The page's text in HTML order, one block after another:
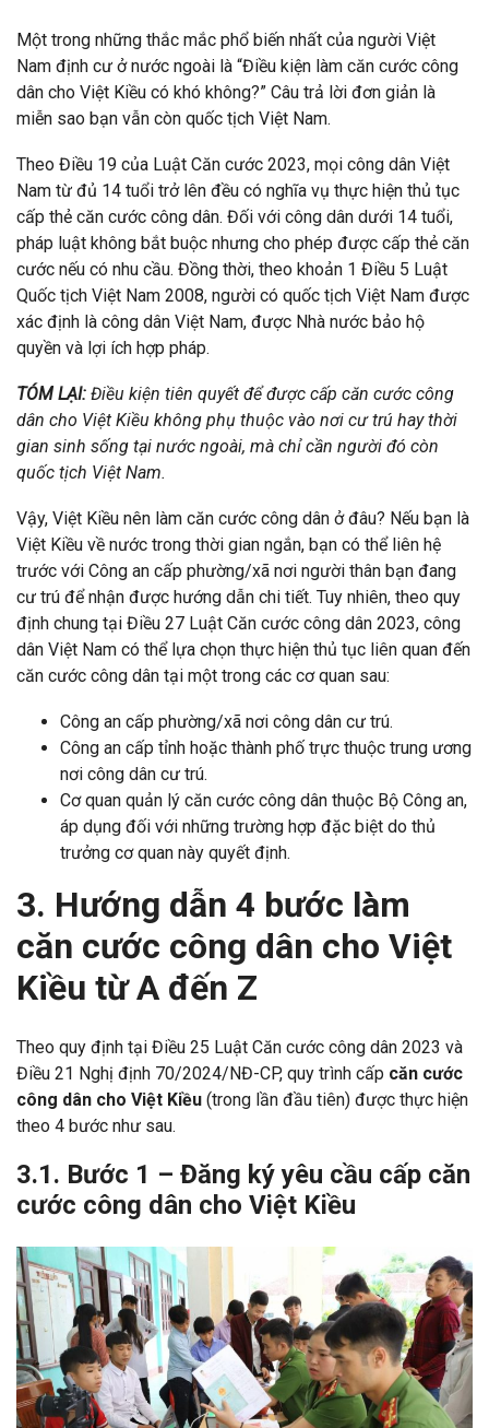
Một trong những thắc mắc phổ biến nhất của người Việt
Nam định cư ở nước ngoài là “Điều kiện làm căn cước công
dân cho Việt Kiều có khó không?” Câu trả lời đơn giản là
miễn sao bạn vẫn còn quốc tịch Việt Nam.
Theo Điều 19 của Luật Căn cước 2023, mọi công dân Việt
Nam từ đủ 14 tuổi trở lên đều có nghĩa vụ thực hiện thủ tục
cấp thẻ căn cước công dân. Đối với công dân dưới 14 tuổi,
pháp luật không bắt buộc nhưng cho phép được cấp thẻ căn
cước nếu có nhu cầu. Đồng thời, theo khoản 1 Điều 5 Luật
Quốc tịch Việt Nam 2008, người có quốc tịch Việt Nam được
xác định là công dân Việt Nam, được Nhà nước bảo hộ
quyền và lợi ích hợp pháp.
TÓM LẠI: Điều kiện tiên quyết để được cấp căn cước công
dân cho Việt Kiều không phụ thuộc vào nơi cư trú hay thời
gian sinh sống tại nước ngoài, mà chỉ cần người đó còn
quốc tịch Việt Nam.
Vậy, Việt Kiều nên làm căn cước công dân ở đâu? Nếu bạn là
Việt Kiều về nước trong thời gian ngắn, bạn có thể liên hệ
trước với Công an cấp phường/xã nơi người thân bạn đang
cư trú để nhận được hướng dẫn chi tiết. Tuy nhiên, theo quy
định chung tại Điều 27 Luật Căn cước công dân 2023, công
dân Việt Nam có thể lựa chọn thực hiện thủ tục liên quan đến
căn cước công dân tại một trong các cơ quan sau:
Công an cấp phường/xã nơi công dân cư trú.
Công an cấp tỉnh hoặc thành phố trực thuộc trung ương
nơi công dân cư trú.
Cơ quan quản lý căn cước công dân thuộc Bộ Công an,
áp dụng đối với những trường hợp đặc biệt do thủ
trưởng cơ quan này quyết định.
3. Hướng dẫn 4 bước làm
căn cước công dân cho Việt
Kiều từ A đến Z
Theo quy định tại Điều 25 Luật Căn cước công dân 2023 và
Điều 21 Nghị định 70/2024/NĐ-CP, quy trình cấp căn cước
công dân cho Việt Kiều (trong lần đầu tiên) được thực hiện
theo 4 bước như sau.
3.1. Bước 1 – Đăng ký yêu cầu cấp căn
cước công dân cho Việt Kiều